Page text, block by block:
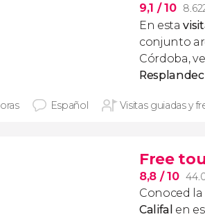
9,1 / 10
En esta
conjunto
Córdoba,
Español Visitas guiadas y
Free
8,8 / 10
Conoced
Califal en